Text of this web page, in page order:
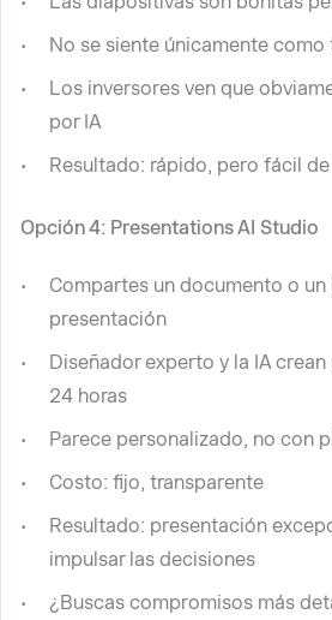
No se siente únicamente como
Los inversores ven que
por IA
Resultado: rápido, pero fácil
Opción 4: Presentations AI Studio
Compartes un documento o
presentación
Diseñador experto y la IA
24 horas
Parece personalizado, no con
Costo: fijo, transparente
Resultado: presentación
impulsar las decisiones
¿Buscas compromisos más